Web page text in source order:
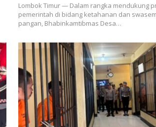
Lombok Timur — Dalam rangka mendukung
pemerintah di bidang ketahanan dan
pangan, Bhabinkamtibmas Desa…